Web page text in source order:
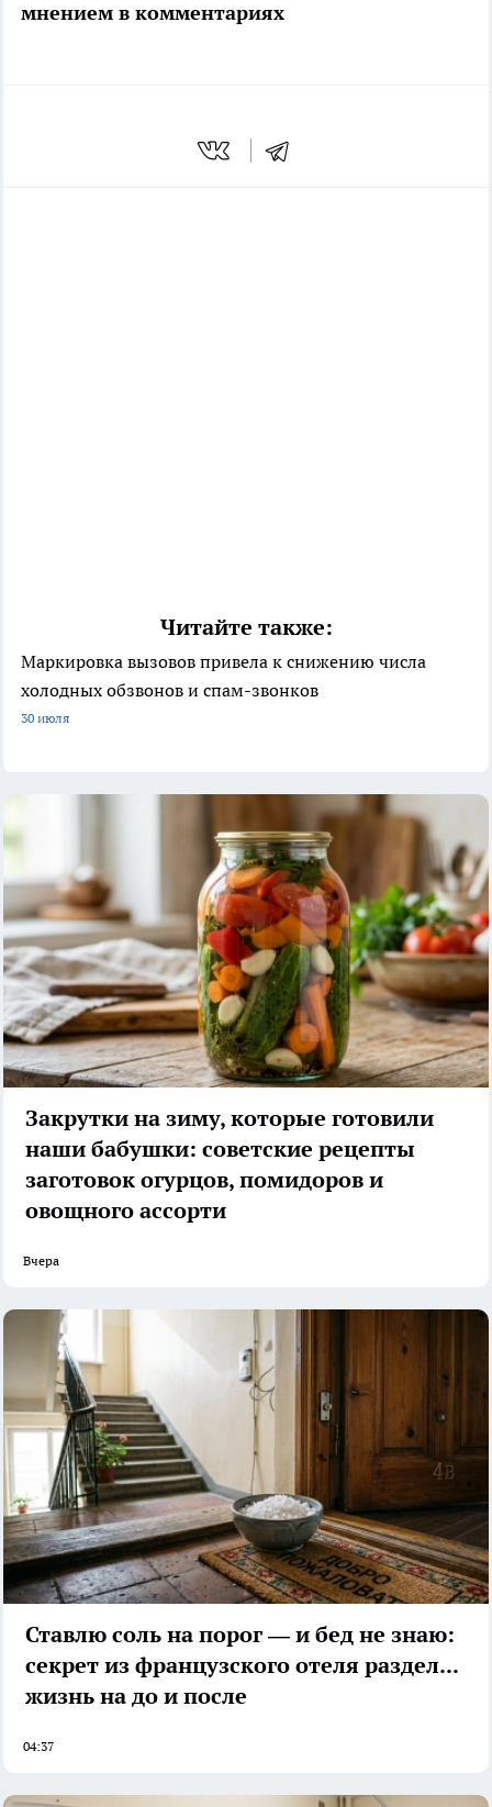
мнением в комментариях
Читайте также:
Маркировка вызовов привела к снижению числа
холодных обзвонов и спам-звонков
30 июля
Закрутки на зиму, которые готовили
наши бабушки: советские рецепты
заготовок огурцов, помидоров и
овощного ассорти
Вчера
Ставлю соль на порог — и бед не знаю:
секрет из французского отеля разделил
жизнь на до и после
04:37